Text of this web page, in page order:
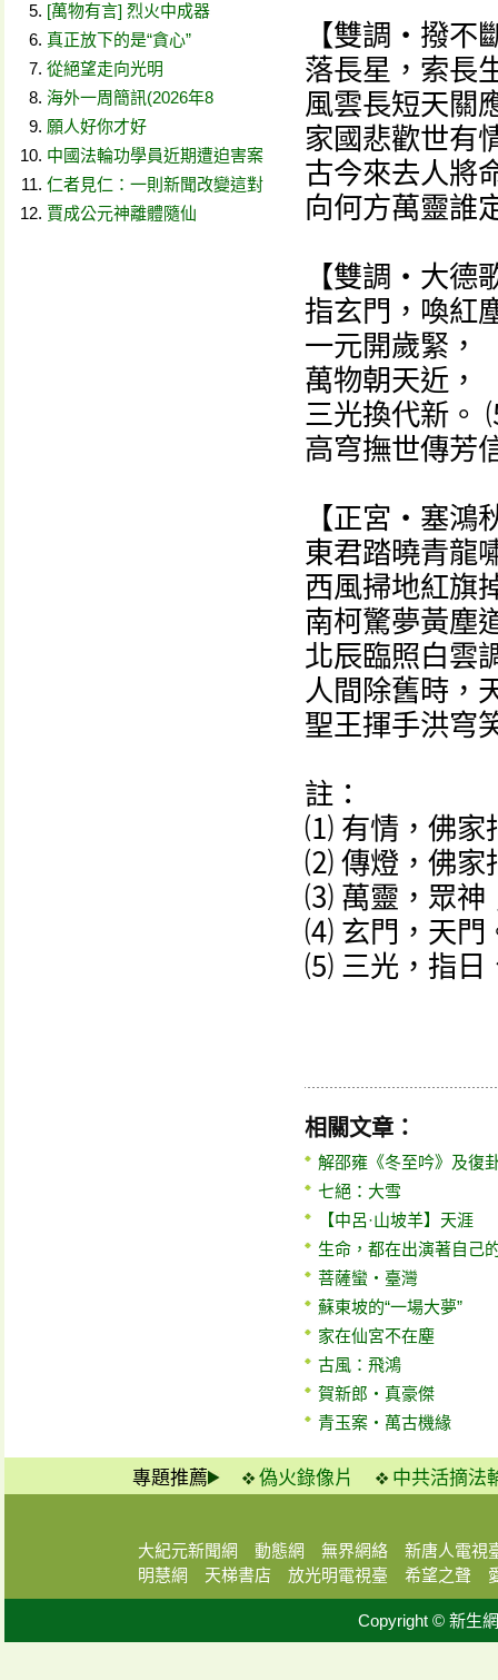
[萬物有言] 烈火中成器
真正放下的是“貪心”
從絕望走向光明
海外一周簡訊(2026年8
願人好你才好
中國法輪功學員近期遭迫害案
仁者見仁：一則新聞改變這對
賈成公元神離體隨仙
【雙調‧撥不
落長星，索長
風雲長短天關
家國悲歡世有
古今來去人將
向何方萬靈誰
【雙調‧大德
指玄門，喚紅
一元開歲緊，
萬物朝天近，
三光換代新。
高穹撫世傳芳
【正宮‧塞鴻
東君踏曉青龍
西風掃地紅旗
南柯驚夢黃塵
北辰臨照白雲
人間除舊時，
聖王揮手洪穹
註：
⑴ 有情，佛家
⑵ 傳燈，佛家
⑶ 萬靈，眾神
⑷ 玄門，天門
⑸ 三光，指日
相關文章：
解邵雍《冬至吟》及復
七絕：大雪
【中呂·山坡羊】天涯
生命，都在出演著自己
菩薩蠻‧臺灣
蘇東坡的“一場大夢”
家在仙宮不在塵
古風：飛鴻
賀新郎‧真豪傑
青玉案‧萬古機緣
專題推薦 偽火錄像片 中共活摘法
大紀元新聞網 動態網 無界網絡
新唐人電視
明慧網
天梯書店 放光明電視臺 希望之聲
Copyright © 新生